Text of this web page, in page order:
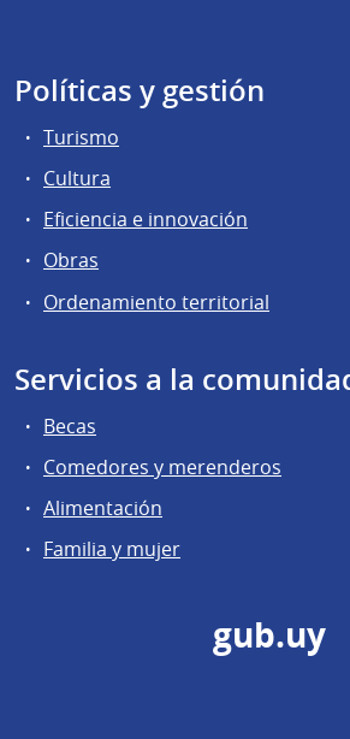
Políticas y gestión
Turismo
Cultura
Eficiencia e innovación
Obras
Ordenamiento territorial
Servicios a la
Becas
Comedores y merenderos
Alimentación
Familia y mujer
gub.uy